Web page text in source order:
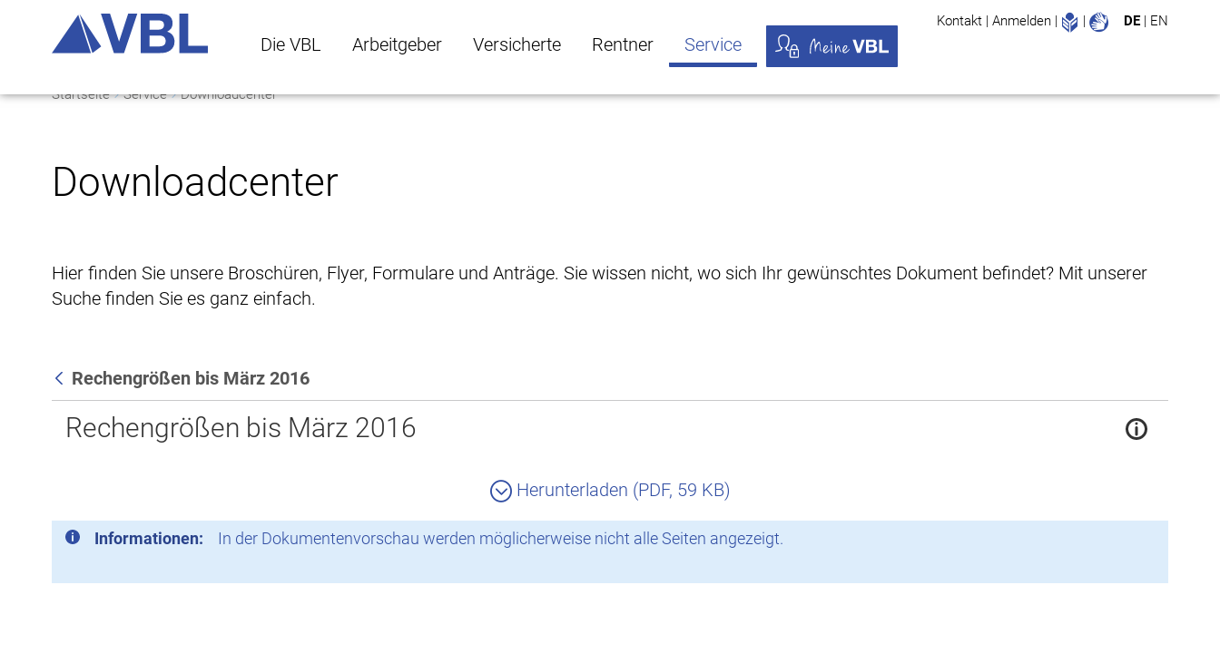
Die VBL Arbeitgeber Versicherte Rentner Service
Kontakt | Anmelden | Leichte Sprache
| DE | EN
Startseite Service Downloadcenter
Downloadcenter
Hier finden Sie unsere Broschüren, Flyer, Formulare und Anträge. Sie wissen nicht, wo sich Ihr gewünschtes Dokument befindet? Mit unserer
Suche finden Sie es ganz einfach.
Zurück
Rechengrößen bis März 2016
Rechengrößen bis März 2016
Herunterladen (PDF, 59 KB)
Informationen: In der Dokumentenvorschau werden möglicherweise nicht alle Seiten angezeigt.